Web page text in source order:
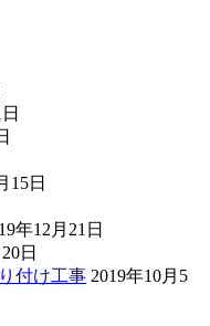
15日
年12月21日
日
付け工事 2019年10月5